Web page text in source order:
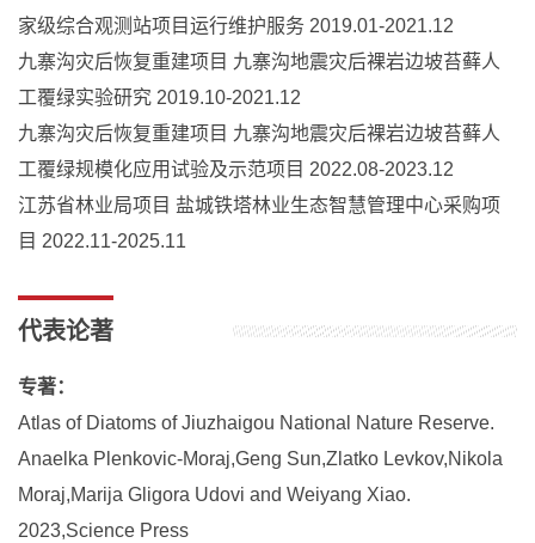
家级综合观测站项目运行维护服务 2019.01-2021.12
九寨沟灾后恢复重建项目 九寨沟地震灾后裸岩边坡苔藓人
工覆绿实验研究 2019.10-2021.12
九寨沟灾后恢复重建项目 九寨沟地震灾后裸岩边坡苔藓人
工覆绿规模化应用试验及示范项目 2022.08-2023.12
江苏省林业局项目 盐城铁塔林业生态智慧管理中心采购项
目 2022.11-2025.11
代表论著
专著：
Atlas of Diatoms of Jiuzhaigou National Nature Reserve.
Anaelka Plenkovic-Moraj,Geng Sun,Zlatko Levkov,Nikola
Moraj,Marija Gligora Udovi and Weiyang Xiao.
2023,Science Press